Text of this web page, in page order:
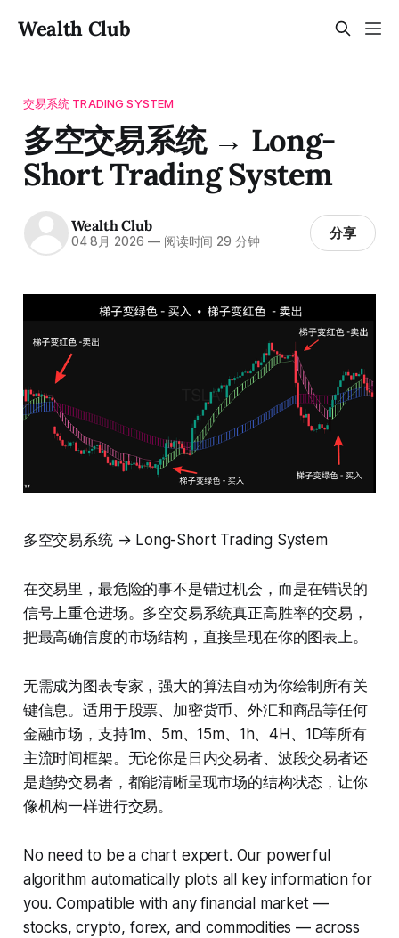
Wealth Club
交易系统 TRADING SYSTEM
多空交易系统 → Long-
Short Trading System
Wealth Club
04 8月 2026 —阅读时间 29 分钟 分享
多空交易系统 → Long-Short Trading System
在交易里，最危险的事不是错过机会，而是在错误的
信号上重仓进场。多空交易系统真正高胜率的交易，
把最高确信度的市场结构，直接呈现在你的图表上。
无需成为图表专家，强大的算法自动为你绘制所有关
键信息。适用于股票、加密货币、外汇和商品等任何
金融市场，支持1m、5m、15m、1h、4H、1D等所有
主流时间框架。无论你是日内交易者、波段交易者还
是趋势交易者，都能清晰呈现市场的结构状态，让你
像机构一样进行交易。
No need to be a chart expert. Our powerful
algorithm automatically plots all key information for
you. Compatible with any financial market —
stocks, crypto, forex, and commodities — across